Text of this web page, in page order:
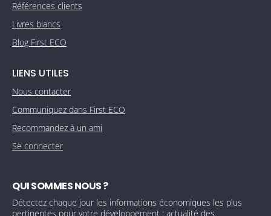
Références clients
Livres blancs
Blog First ECO
LIENS UTILES
Nous contacter
Communiquez dans First ECO
Recommandez à un ami
Se connecter
QUI SOMMES NOUS ?
Détectez chaque jour les informations économiques les plus
pertinentes pour votre développement : actualité des